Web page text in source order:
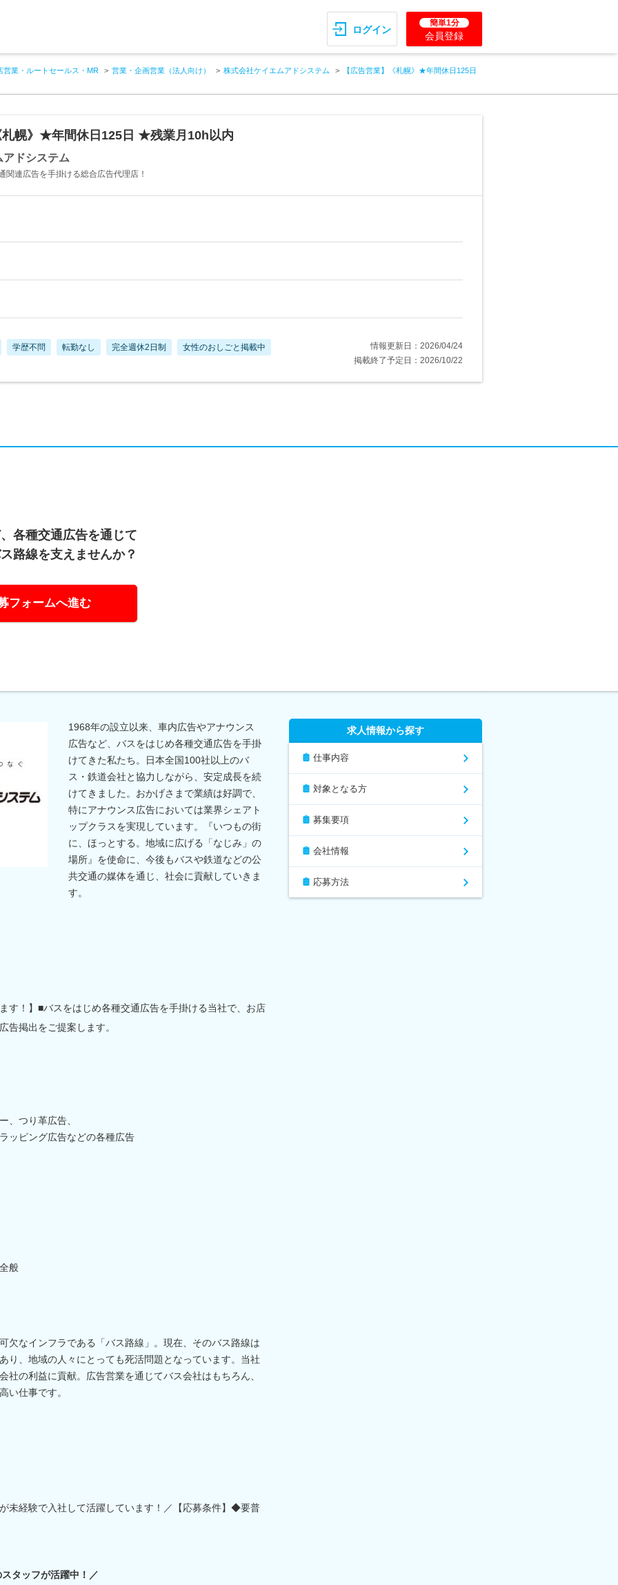
ログイン
簡単1分
会員登録
営業・ルートセールス・MR 営業・企画営業（法人向け） 株式会社ケイエムアドシステム 【広告営業】《札幌》★年間休日125日
札幌》★年間休日125日 ★残業月10h以内
ドシステム
関連広告を手掛ける総合広告代理店！
学歴不問 転勤なし 完全週休2日制 女性のおしごと掲載中
情報更新日：2026/04/24
掲載終了予定日：2026/10/22
各種交通広告を通じて
路線を支えませんか？
フォームへ進む
1968年の設立以来、車内広告やアナウンス
広告など、バスをはじめ各種交通広告を手掛
けてきた私たち。日本全国100社以上のバ
ス・鉄道会社と協力しながら、安定成長を続
けてきました。おかげさまで業績は好調で、
特にアナウンス広告においては業界シェアト
ップクラスを実現しています。『いつもの街
に、ほっとする。地域に広げる「なじみ」の
場所』を使命に、今後もバスや鉄道などの公
共交通の媒体を通じ、社会に貢献していきま
す。
す！】■バスをはじめ各種交通広告を手掛ける当社で、お店
告掲出をご提案します。
、つり革広告、
ッピング広告などの各種広告
般
欠なインフラである「バス路線」。現在、そのバス路線は
り、地域の人々にとっても死活問題となっています。当社
社の利益に貢献。広告営業を通じてバス会社はもちろん、
い仕事です。
未経験で入社して活躍しています！／【応募条件】◆要普
タッフが活躍中！／
求人情報から探す
仕事内容
対象となる方
募集要項
会社情報
応募方法